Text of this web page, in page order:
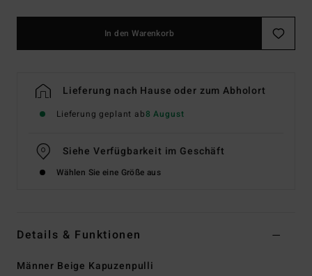
In den Warenkorb
Lieferung nach Hause oder zum Abholort
Lieferung geplant ab8 August
Siehe Verfügbarkeit im Geschäft
Wählen Sie eine Größe aus
Details & Funktionen
Männer Beige Kapuzenpulli